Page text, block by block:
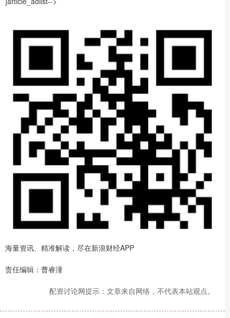
海量资讯、精准解读，尽在新浪财经APP
责任编辑：曹睿潼
配资讨论网提示：文章来自网络，不代表本站观点。